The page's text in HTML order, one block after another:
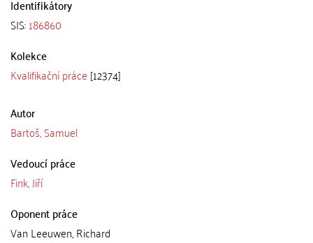
Identifikátory
SIS:186860
Kolekce
Kvalifikační práce [12374]
Autor
Bartoš, Samuel
Vedoucí práce
Fink, Jiří
Oponent práce
Van Leeuwen, Richard